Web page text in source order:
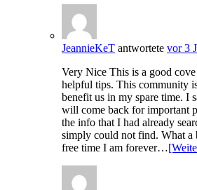
JeannieKeT antwortete vor 3
Very Nice This is a good
helpful tips. This community
benefit us in my spare time. I
will come back for important
the info that I had already
simply could not find. What
free time I am forever…